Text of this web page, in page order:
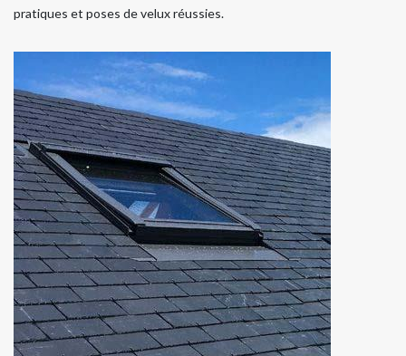
pratiques et poses de velux réussies.